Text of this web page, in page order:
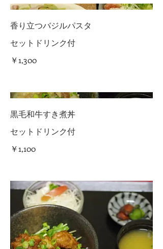
香り立つバジルパスタ
セットドリンク付
￥1,300
黒毛和牛すき煮丼
セットドリンク付
￥1,100